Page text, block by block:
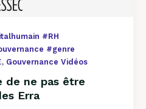
#RH
#genre
, Gouvernance Vidéos
de ne pas être
Erra